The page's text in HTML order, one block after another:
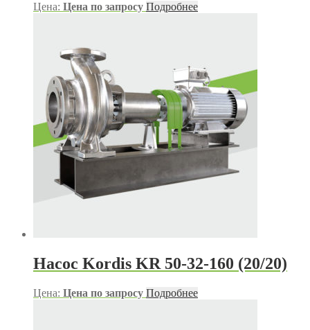
Цена: Цена по запросу Подробнее
Насос Kordis KR 50-32-160 (20/20)
Цена: Цена по запросу Подробнее